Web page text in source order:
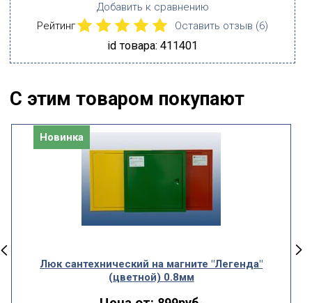
Добавить к сравнению
Рейтинг
Оставить отзыв (6)
id товара: 411401
С этим товаром покупают
Новинка
Люк сантехнический на магните "Легенда"
(цветной) 0.8мм